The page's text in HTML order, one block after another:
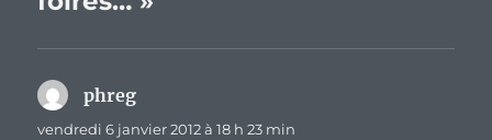
phreg
vendredi 6 janvier 2012 à 18 h 23 min